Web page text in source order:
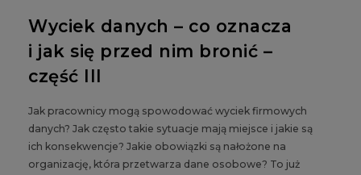
Wyciek danych – co oznacza
i jak się przed nim bronić –
część III
Jak pracownicy mogą spowodować wyciek firmowych
danych? Jak często takie sytuacje mają miejsce i jakie są
ich konsekwencje? Jakie obowiązki są nałożone na
organizację, która przetwarza dane osobowe? To już